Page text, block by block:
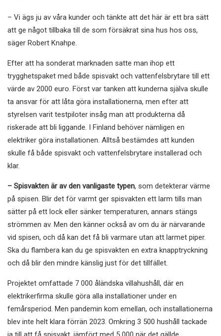
– Vi ägs ju av våra kunder och tänkte att det här är ett bra sätt
att ge något tillbaka till de som försäkrat sina hus hos oss,
säger Robert Knahpe.
Efter att ha sonderat marknaden satte man ihop ett
trygghetspaket med både spisvakt och vattenfelsbrytare till ett
värde av 2000 euro. Först var tanken att kunderna själva skulle
ta ansvar för att låta göra installationerna, men efter att
styrelsen varit testpiloter insåg man att produkterna då
riskerade att bli liggande. I Finland behöver nämligen en
elektriker göra installationen. Alltså bestämdes att kunden
skulle få både spisvakt och vattenfelsbrytare installerad och
klar.
– Spisvakten är av den vanligaste typen, som detekterar värme
på spisen. Blir det för varmt ger spisvakten ett larm tills man
sätter på ett lock eller sänker temperaturen, annars stängs
strömmen av. Men den känner också av om du är närvarande
vid spisen, och då kan det få bli varmare utan att larmet piper.
Ska du flambera kan du ge spisvakten en extra knapptryckning
och då blir den mindre känslig just för det tillfället.
Projektet omfattade 7 000 åländska villahushåll, där en
elektrikerfirma skulle göra alla installationer under en
femårsperiod. Men pandemin kom emellan, och installationerna
blev inte helt klara förrän 2023. Omkring 3 500 hushåll tackade